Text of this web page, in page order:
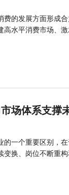
费的发展方面形成
高水平消费市场、激
场体系支撑
的一个重要区别，
变换、岗位不断重构